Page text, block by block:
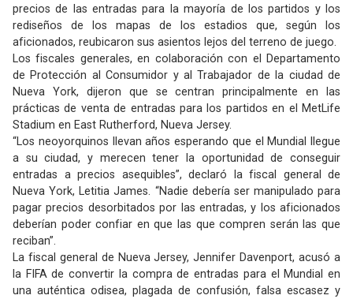
precios de las entradas para la mayoría de los partidos y los
rediseños de los mapas de los estadios que, según los
aficionados, reubicaron sus asientos lejos del terreno de juego.
Los fiscales generales, en colaboración con el Departamento
de Protección al Consumidor y al Trabajador de la ciudad de
Nueva York, dijeron que se centran principalmente en las
prácticas de venta de entradas para los partidos en el MetLife
Stadium en East Rutherford, Nueva Jersey.
“Los neoyorquinos llevan años esperando que el Mundial llegue
a su ciudad, y merecen tener la oportunidad de conseguir
entradas a precios asequibles”, declaró la fiscal general de
Nueva York, Letitia James. “Nadie debería ser manipulado para
pagar precios desorbitados por las entradas, y los aficionados
deberían poder confiar en que las que compren serán las que
reciban”.
La fiscal general de Nueva Jersey, Jennifer Davenport, acusó a
la FIFA de convertir la compra de entradas para el Mundial en
una auténtica odisea, plagada de confusión, falsa escasez y